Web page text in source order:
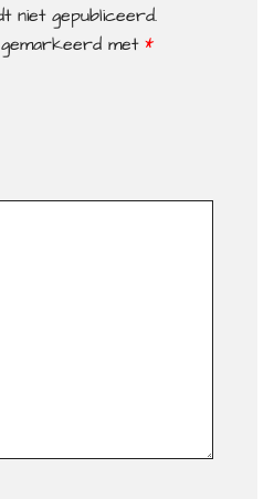
niet gepubliceerd.
met *